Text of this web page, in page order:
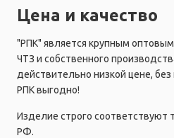
Цена и качество
"РПК" является крупным
ЧТЗ и собственного
действительно низкой цене,
РПК выгодно!
Изделие строго соответствуют
РФ.